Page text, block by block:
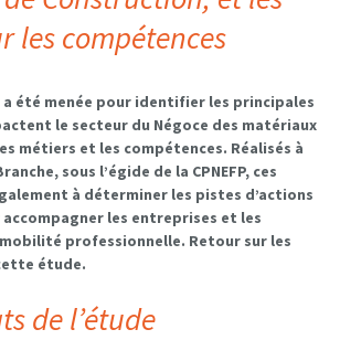
les compétences
a été menée pour identifier les principales
le secteur du Négoce des matériaux
métiers et les compétences. Réalisés à
sous l’égide de la CPNEFP, ces
à déterminer les pistes d’actions
les entreprises et les
professionnelle. Retour sur les
étude.
de l’étude